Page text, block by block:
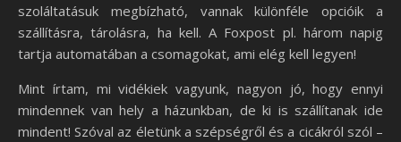
szoláltatásuk megbízható, vannak különféle opcióik a
szállításra, tárolásra, ha kell. A Foxpost pl. három napig
tartja automatában a csomagokat, ami elég kell legyen!
Mint írtam, mi vidékiek vagyunk, nagyon jó, hogy ennyi
mindennek van hely a házunkban, de ki is szállítanak ide
mindent! Szóval az életünk a szépségről és a cicákról szól –